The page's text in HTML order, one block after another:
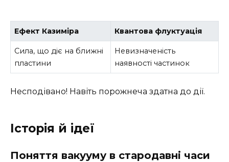
Ефект Казиміра Квантова флуктуація
Сила, що діє на ближні
пластини
Невизначеність
наявності частинок
Несподівано! Навіть порожнеча здатна до дії.
Історія й ідеї
Поняття вакууму в стародавні часи